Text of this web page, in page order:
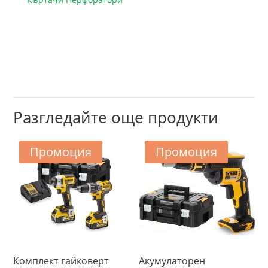
Разгледайте още продукти
Промоция
Комплект гайковерт
Промоция
Акумулаторен